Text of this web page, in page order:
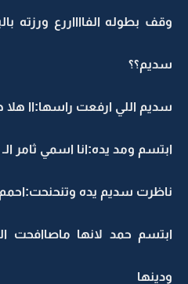
وقف بطوله الفااااررع ورزته
سديم؟؟
سديم اللي ارفعت راسها:اا هلا
ابتسم ومد يده:انا اسمي ثامر الـ
ناظرت سديم يده وتنحنحت:احمم
ابتسم حمد لانها ماصاافحت
ودينها